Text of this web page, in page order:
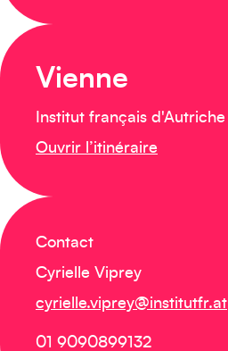
Vienne
Institut français d'Autriche
Ouvrir l’itinéraire
Contact
Cyrielle Viprey
cyrielle.viprey@institutfr.at
01 9090899132